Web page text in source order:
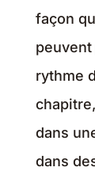
façon
rythme
dans
dans